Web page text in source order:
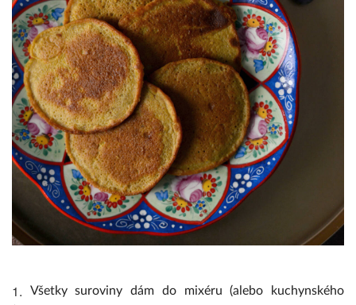
1.
Všetky suroviny dám do mixéru (alebo kuchynského